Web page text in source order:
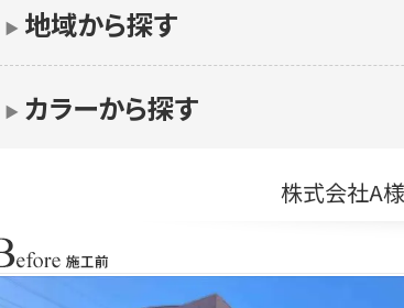
▶︎ カラーから探す
▶︎ 地域から探す
株式会社A